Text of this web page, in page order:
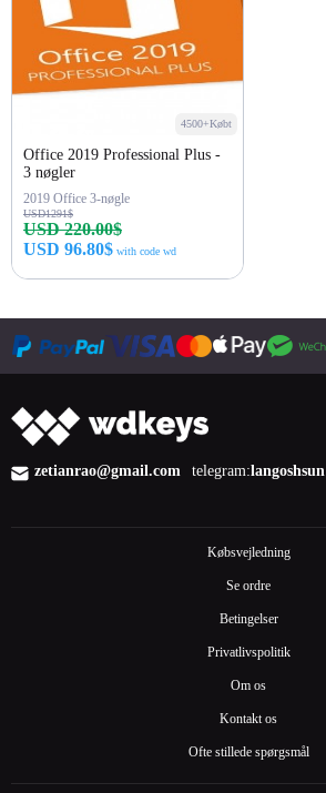
4500+Købt
Office 2019 Professional Plus -
3 nøgler
2019 Office 3-nøgle
USD1291$
USD 220.00$
USD 96.80$ with code wd
zetianrao@gmail.com telegram:langoshsun
Købsvejledning
Se ordre
Betingelser
Privatlivspolitik
Om os
Kontakt os
Ofte stillede spørgsmål